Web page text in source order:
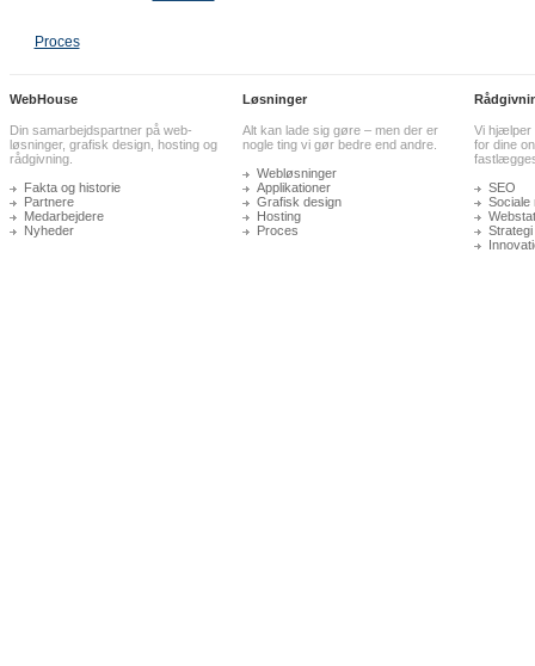
Proces
WebHouse
Din samarbejdspartner på web-
løsninger, grafisk design, hosting og
rådgivning.
Fakta og historie
Partnere
Medarbejdere
Nyheder
Løsninger
Alt kan lade sig gøre – men der er
nogle ting vi gør bedre end andre.
Webløsninger
Applikationer
Grafisk design
Hosting
Proces
Vi hjælper
for dine
SEO
Sociale
Strategi